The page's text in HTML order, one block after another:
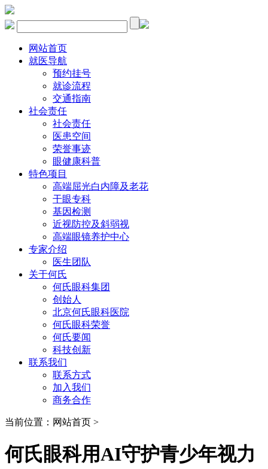
网站首页
就医导航
预约挂号
就诊流程
交通指南
社会责任
社会责任
医患空间
荣誉事迹
眼健康科普
特色项目
高端屈光白内障及老花
干眼专科
基因检测
近视防控及斜弱视
高端眼镜养护中心
专家介绍
医生团队
关于何氏
何氏眼科集团
创始人
北京何氏眼科医院
何氏眼科荣誉
何氏要闻
科技创新
联系我们
联系方式
加入我们
商务合作
当前位置：网站首页 >
何氏眼科用AI守护青少年视力